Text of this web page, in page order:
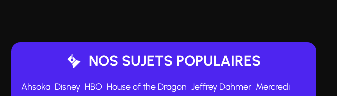
NOS SUJETS POPULAIRES
Ahsoka Disney HBO House of the Dragon Jeffrey Dahmer Mercredi